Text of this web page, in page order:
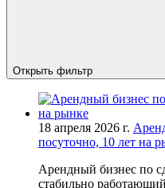
Открыть фильтр
18 апреля 2026 г.
посуточно, 10 лет на
Арендный бизнес по
стабильно